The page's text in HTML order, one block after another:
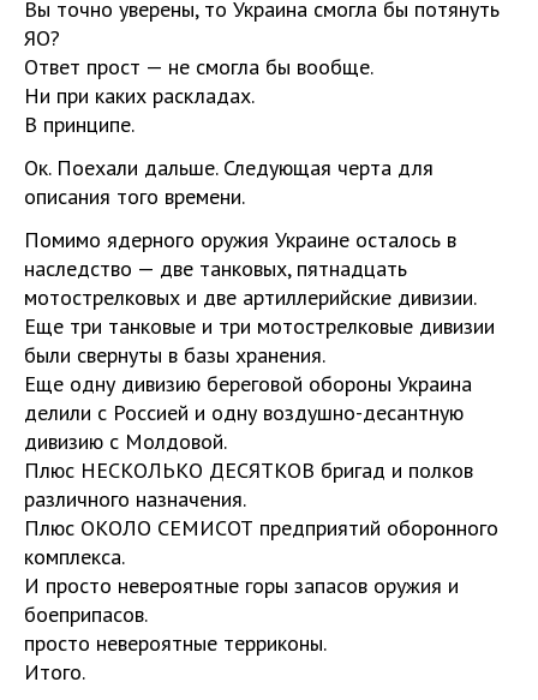
Вы точно уверены, то Украина смогла бы потянуть
ЯО?
Ответ прост — не смогла бы вообще.
Ни при каких раскладах.
В принципе.
Ок. Поехали дальше. Следующая черта для
описания того времени.
Помимо ядерного оружия Украине осталось в
наследство — две танковых, пятнадцать
мотострелковых и две артиллерийские дивизии.
Еще три танковые и три мотострелковые дивизии
были свернуты в базы хранения.
Еще одну дивизию береговой обороны Украина
делили с Россией и одну воздушно-десантную
дивизию с Молдовой.
Плюс НЕСКОЛЬКО ДЕСЯТКОВ бригад и полков
различного назначения.
Плюс ОКОЛО СЕМИСОТ предприятий оборонного
комплекса.
И просто невероятные горы запасов оружия и
боеприпасов.
просто невероятные терриконы.
Итого.